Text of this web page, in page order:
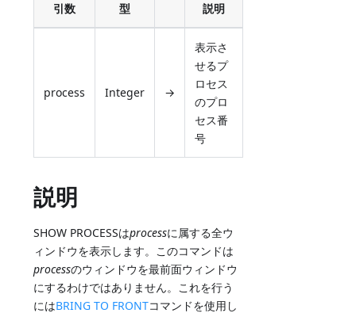
引数 型 説明
process Integer →
表示さ
せるプ
ロセス
のプロ
セス番
号
説明
SHOW PROCESSはprocessに属する全ウ
ィンドウを表示します。このコマンドは
processのウィンドウを最前面ウィンドウ
にするわけではありません。これを行う
にはBRING TO FRONTコマンドを使用し